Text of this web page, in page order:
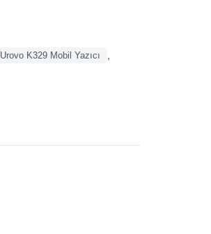
Urovo K329 Mobil Yazıcı ,